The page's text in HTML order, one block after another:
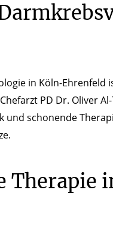
in Köln-
PD Dr. Oliver
und schonende
Therapie